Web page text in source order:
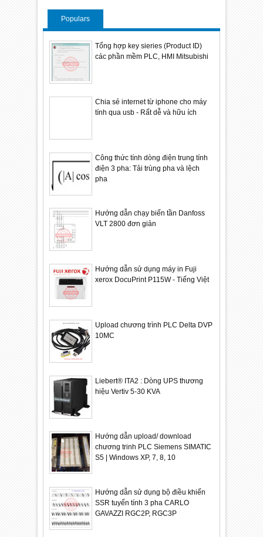
Populars
Tổng hợp key sieries (Product ID)
các phần mềm PLC, HMI Mitsubishi
Chia sẻ internet từ iphone cho máy
tính qua usb - Rất dễ và hữu ích
Công thức tính dòng điện trung tính
điện 3 pha: Tải trùng pha và lệch
pha
Hướng dẫn chạy biến tần Danfoss
VLT 2800 đơn giản
Hướng dẫn sử dụng máy in Fuji
xerox DocuPrint P115W - Tiếng Việt
Upload chương trình PLC Delta DVP
10MC
Liebert® ITA2 : Dòng UPS thương
hiệu Vertiv 5-30 KVA
Hướng dẫn upload/ download
chương trinh PLC Siemens SIMATIC
S5 | Windows XP, 7, 8, 10
Hướng dẫn sử dụng bộ điều khiển
SSR tuyến tính 3 pha CARLO
GAVAZZI RGC2P, RGC3P